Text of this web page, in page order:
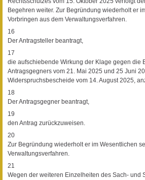
Begehren weiter. Zur Begründung wiederholt er
Vorbringen aus dem Verwaltungsverfahren.
16
Der Antragsteller beantragt,
17
die aufschiebende Wirkung der Klage gegen die
Antragsgegners vom 21. Mai 2025 und 25 Juni
Widerspruchsbescheide vom 14. August 2025,
18
Der Antragsgegner beantragt,
19
den Antrag zurückzuweisen.
20
Zur Begründung wiederholt er im Wesentlichen
Verwaltungsverfahren.
21
Wegen der weiteren Einzelheiten des Sach- und